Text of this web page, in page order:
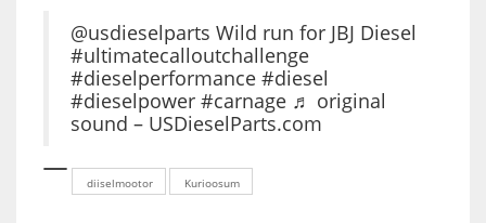
@usdieselparts Wild run for JBJ Diesel
#ultimatecalloutchallenge
#dieselperformance #diesel
#dieselpower #carnage ♬ original
sound – USDieselParts.com
diiselmootor Kurioosum